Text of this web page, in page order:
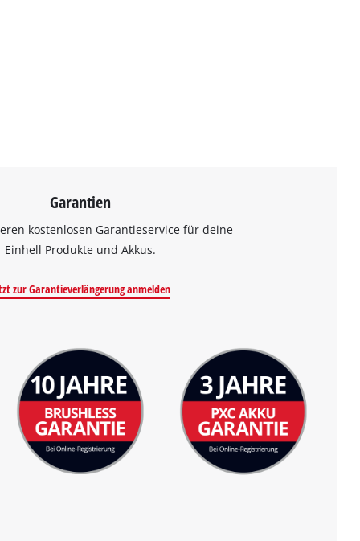
Garantien
kostenlosen Garantieservice für deine
Einhell Produkte und Akkus.
zur Garantieverlängerung anmelden